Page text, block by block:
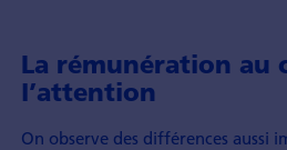
La rémunération au
l’attention
On observe des différences aussi